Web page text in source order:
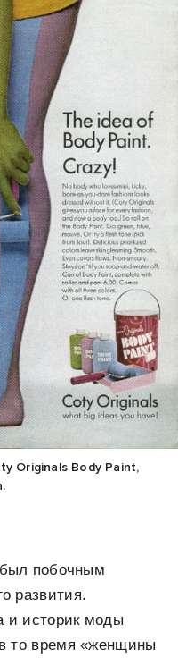
Originals Body Paint,
побочным
развития.
и историк моды
то время «женщины